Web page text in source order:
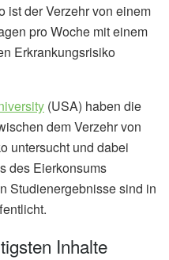
ist der Verzehr von einem
pro Woche mit einem
Erkrankungsrisiko
(USA) haben die
dem Verzehr von
untersucht und dabei
des Eierkonsums
Studienergebnisse sind in
Inhalte